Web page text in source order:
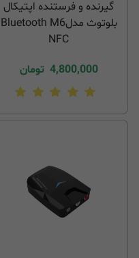
گیرنده و فرستنده اپتیکال
بلوتوث مدلBluetooth M6
NFC
4,800,000 تومان